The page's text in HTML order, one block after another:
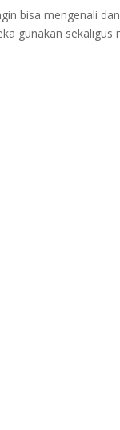
bisa mengenali
gunakan